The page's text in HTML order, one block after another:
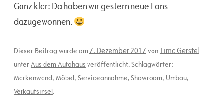
Ganz klar: Da haben wir gestern neue Fans
dazugewonnen.
Dieser Beitrag wurde am 7. Dezember 2017 vonTimo Gerstel
unterAus dem Autohaus veröffentlicht. Schlagwörter:
Markenwand, Möbel, Serviceannahme, Showroom, Umbau,
Verkaufsinsel.